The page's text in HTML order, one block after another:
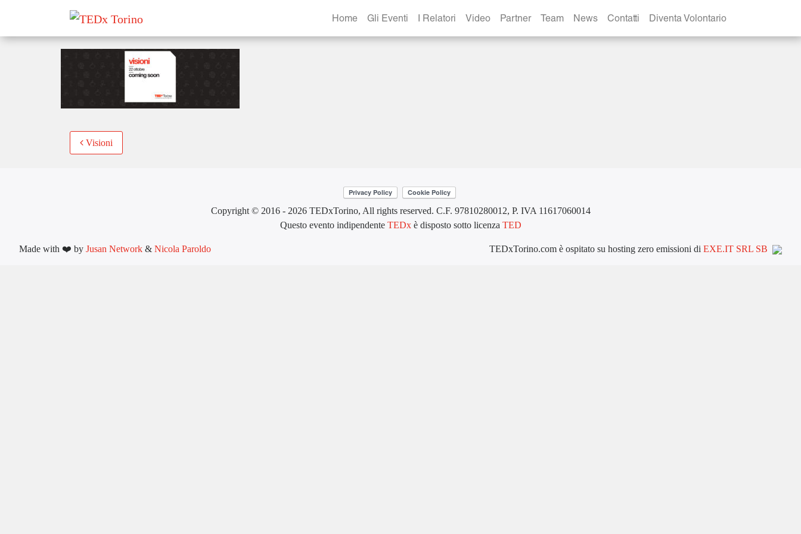
Home Gli Eventi I Relatori Video Partner Team News Contatti Diventa Volontario
copertina_TW_TEDxTprino-04
Post
Visioni
Copyright © 2016 - 2026 TEDxTorino, All rights reserved. C.F. 97810280012, P. IVA 11617060014
Questo evento indipendente TEDxè disposto sotto licenza TED
Made with ❤️ by Jusan Network & Nicola Paroldo TEDxTorino.com è ospitato su hosting zero emissioni di EXE.IT SRL SB